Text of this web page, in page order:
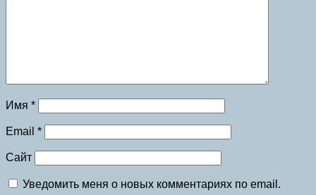
Имя *
Email *
Сайт
Уведомить меня о новых комментариях по email.